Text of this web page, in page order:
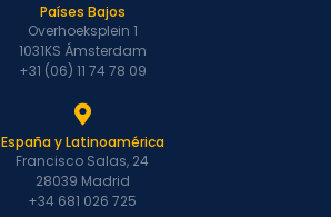
Países Bajos
Overhoeksplein 1
1031KS Ámsterdam
+31 (06) 11 74 78 09
España y Latinoamérica
Francisco Salas, 24
28039 Madrid
+34 681 026 725